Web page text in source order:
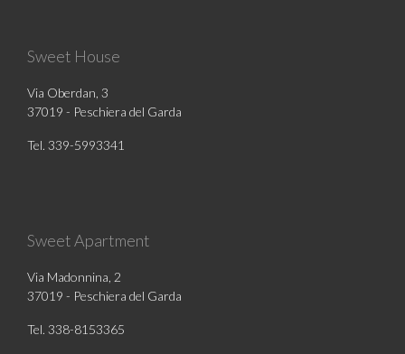
Sweet House
Via Oberdan, 3
37019 - Peschiera del Garda
Tel. 339-5993341
Sweet Apartment
Via Madonnina, 2
37019 - Peschiera del Garda
Tel. 338-8153365